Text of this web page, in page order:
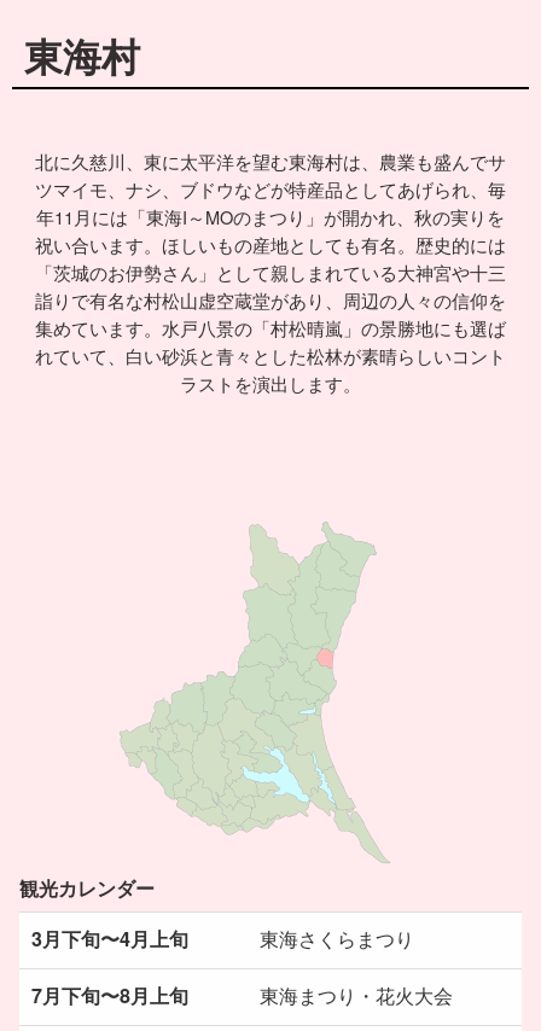
東海村
北に久慈川、東に太平洋を望む東海村は、農業も盛んでサ
ツマイモ、ナシ、ブドウなどが特産品としてあげられ、毎
年11月には「東海I～MOのまつり」が開かれ、秋の実りを
祝い合います。ほしいもの産地としても有名。歴史的には
「茨城のお伊勢さん」として親しまれている大神宮や十三
詣りで有名な村松山虚空蔵堂があり、周辺の人々の信仰を
集めています。水戸八景の「村松晴嵐」の景勝地にも選ば
れていて、白い砂浜と青々とした松林が素晴らしいコント
ラストを演出します。
観光カレンダー
3月下旬〜4月上旬
東海さくらまつり
7月下旬〜8月上旬 東海まつり・花火大会